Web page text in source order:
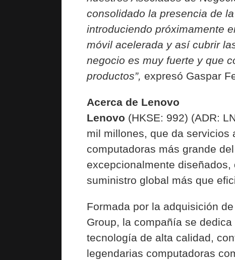
consolidado la presencia de
introduciendo próximamente
móvil acelerada y así cubrir
negocio es muy fuerte y que
productos”, expresó Gaspar
Acerca de Lenovo
Lenovo (HKSE: 992) (ADR:
mil millones, que da servicios
computadoras más grande
excepcionalmente
suministro global más que
Formada por la adquisición
Group, la compañía se
tecnología de alta calidad,
legendarias computadoras